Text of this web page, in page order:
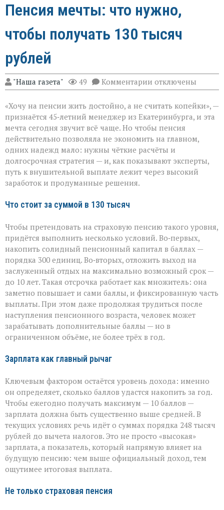
Пенсия мечты: что нужно,
чтобы получать 130 тысяч
рублей
"Наша газета" 49 Комментарии к
записи
мечты:
что
нужно,
чтобы
получать
130
тысяч
рублей
отключены
«Хочу на пенсии жить достойно, а не считать копейки», —
признаётся 45‑летний менеджер из Екатеринбурга, и эта
мечта сегодня звучит всё чаще. Но чтобы пенсия
действительно позволяла не экономить на главном,
одних надежд мало: нужны чёткие расчёты и
долгосрочная стратегия — и, как показывают эксперты,
путь к внушительной выплате лежит через высокий
заработок и продуманные решения.
Что стоит за суммой в 130 тысяч
Чтобы претендовать на страховую пенсию такого уровня,
придётся выполнить несколько условий. Во‑первых,
накопить солидный пенсионный капитал в баллах —
порядка 300 единиц. Во‑вторых, отложить выход на
заслуженный отдых на максимально возможный срок —
до 10 лет. Такая отсрочка работает как множитель: она
заметно повышает и сами баллы, и фиксированную часть
выплаты. При этом даже продолжая трудиться после
наступления пенсионного возраста, человек может
зарабатывать дополнительные баллы — но в
ограниченном объёме, не более трёх в год.
Зарплата как главный рычаг
Ключевым фактором остаётся уровень дохода: именно
он определяет, сколько баллов удастся накопить за год.
Чтобы ежегодно получать максимум — 10 баллов —
зарплата должна быть существенно выше средней. В
текущих условиях речь идёт о суммах порядка 248 тысяч
рублей до вычета налогов. Это не просто «высокая»
зарплата, а показатель, который напрямую влияет на
будущую пенсию: чем выше официальный доход, тем
ощутимее итоговая выплата.
Не только страховая пенсия